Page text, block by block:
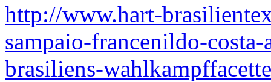
http://www.hart-
sampaio-francenildo-
brasiliens-